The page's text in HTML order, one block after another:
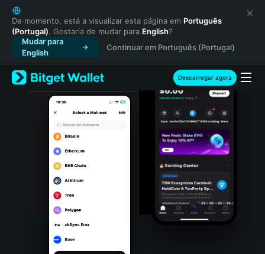
English
日本語
Tiếng Việt
Русский
Español (Latinoamérica)
Türkçe
Italiano
Português (Portugal)
Bahasa Indonesia
Português (Brasil)
De momento, está a visualizar esta página em Português
(Portugal). Gostaria de mudar para English?
Mudar para
English
Continuar em Português (Portugal)
Descarregar agora